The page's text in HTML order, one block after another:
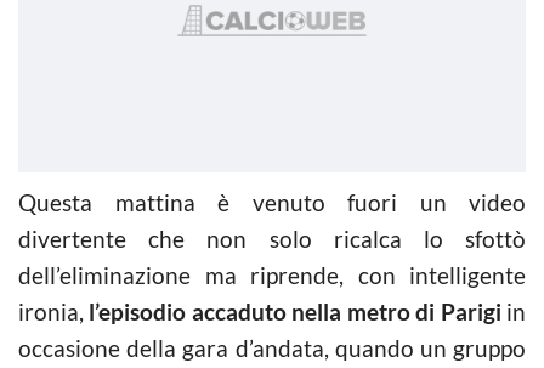
Questa mattina è venuto fuori un video
divertente che non solo ricalca lo sfottò
dell’eliminazione ma riprende, con intelligente
ironia, l’episodio accaduto nella metro di Parigi in
occasione della gara d’andata, quando un gruppo